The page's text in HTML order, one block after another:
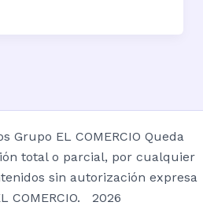
Grupo EL COMERCIO Queda
total o parcial, por cualquier
sin autorización expresa
COMERCIO. 2026